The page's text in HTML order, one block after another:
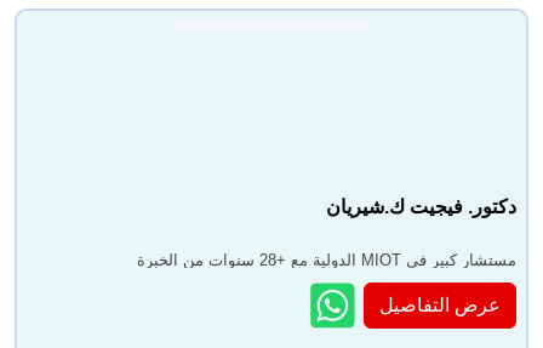
دكتور. فيجيت ك.شيريان
مستشار كبير في MIOT الدولية مع +28 سنوات من الخبرة
عرض التفاصيل